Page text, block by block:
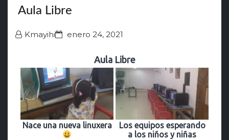
Aula Libre
Kmayihi
Posted
enero 24, 2021
Aula Libre
Nace una nueva linuxera
Los equipos esperando
a los niños y niñas